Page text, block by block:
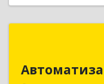
214019,